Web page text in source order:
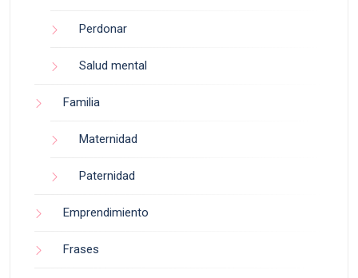
Perdonar
Salud mental
Familia
Maternidad
Paternidad
Emprendimiento
Frases